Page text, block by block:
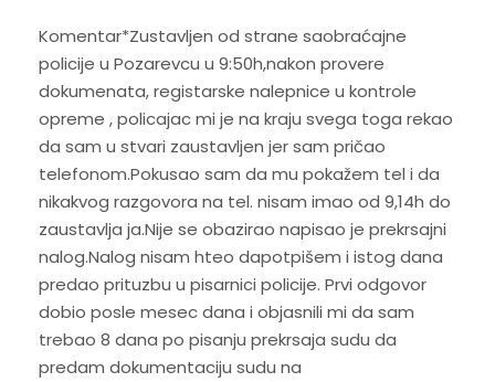
Komentar*Zustavljen od strane saobraćajne
policije u Pozarevcu u 9:50h,nakon provere
dokumenata, registarske nalepnice u kontrole
opreme , policajac mi je na kraju svega toga rekao
da sam u stvari zaustavljen jer sam pričao
telefonom.Pokusao sam da mu pokažem tel i da
nikakvog razgovora na tel. nisam imao od 9,14h do
zaustavlja ja.Nije se obazirao napisao je prekrsajni
nalog.Nalog nisam hteo dapotpišem i istog dana
predao prituzbu u pisarnici policije. Prvi odgovor
dobio posle mesec dana i objasnili mi da sam
trebao 8 dana po pisanju prekrsaja sudu da
predam dokumentaciju sudu na